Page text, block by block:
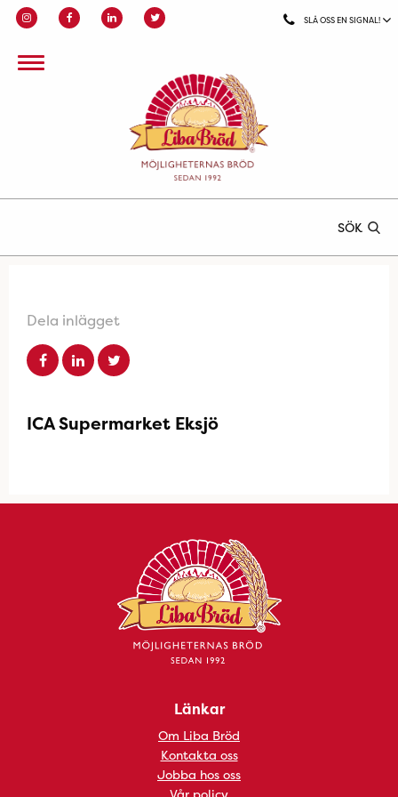
SLÅ OSS EN SIGNAL!
SÖK
Dela inlägget
ICA Supermarket Eksjö
Länkar
Om Liba Bröd
Kontakta oss
Jobba hos oss